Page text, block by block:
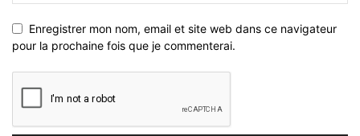
Enregistrer mon nom, email et site web dans ce navigateur
pour la prochaine fois que je commenterai.